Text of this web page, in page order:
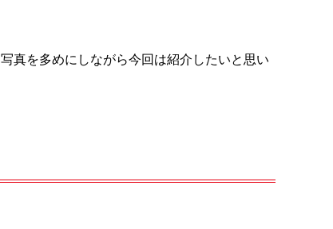
真を多めにしながら今回は紹介したいと思い